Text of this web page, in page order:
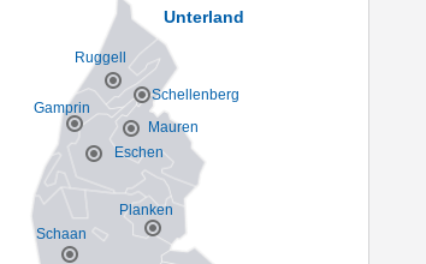
Planken
Schaan
Eschen
Gamprin
Mauren
Ruggell
Schellenberg
Unterland